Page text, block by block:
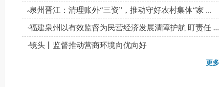
...
·泉州晋江：清理账外“三资”，推动守好农村集体“家 ...
·福建泉州以有效监督为民营经济发展清障护航 盯责任 ...
·镜头丨监督推动营商环境向优向好
更